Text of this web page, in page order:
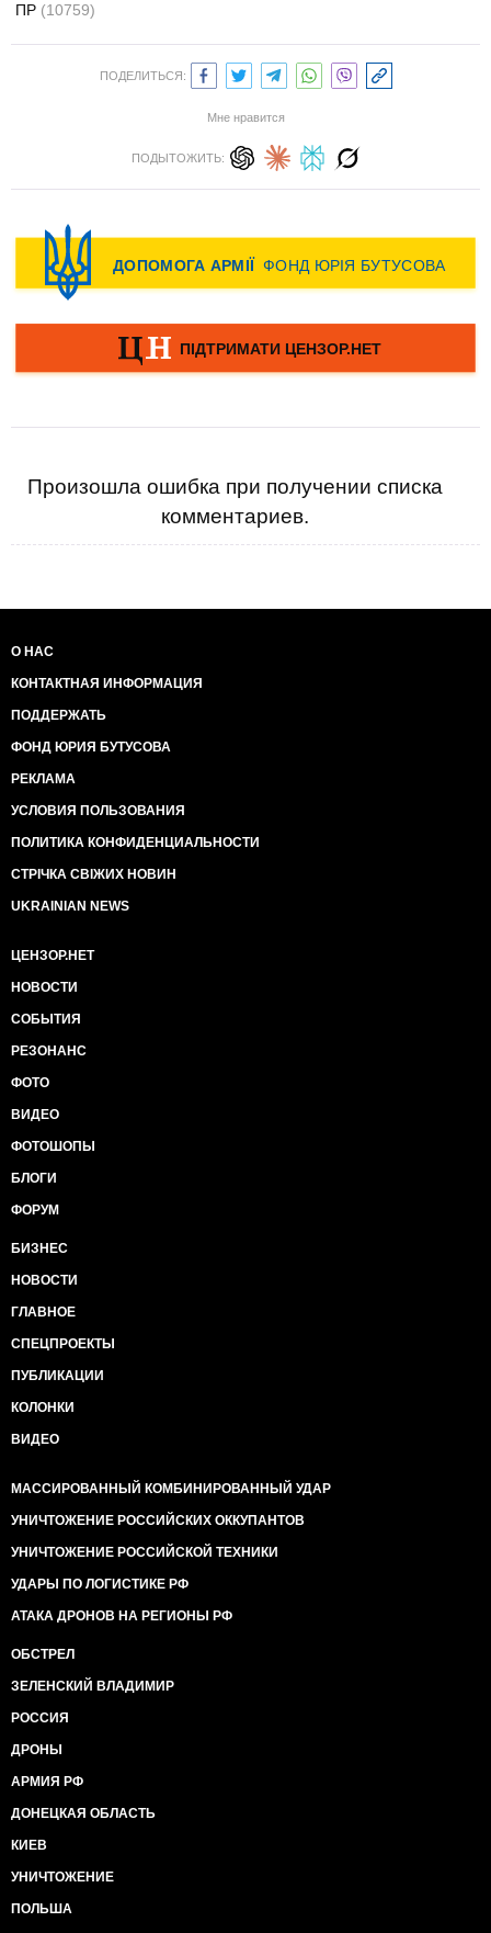
ПР (10759)
ПОДЕЛИТЬСЯ:
Мне нравится
ПОДЫТОЖИТЬ:
Произошла ошибка при получении списка
комментариев.
О НАС
КОНТАКТНАЯ ИНФОРМАЦИЯ
ПОДДЕРЖАТЬ
ФОНД ЮРИЯ БУТУСОВА
РЕКЛАМА
УСЛОВИЯ ПОЛЬЗОВАНИЯ
ПОЛИТИКА КОНФИДЕНЦИАЛЬНОСТИ
СТРІЧКА СВІЖИХ НОВИН
UKRAINIAN NEWS
ЦЕНЗОР.НЕТ
НОВОСТИ
СОБЫТИЯ
РЕЗОНАНС
ФОТО
ВИДЕО
ФОТОШОПЫ
БЛОГИ
ФОРУМ
БИЗНЕС
НОВОСТИ
ГЛАВНОЕ
СПЕЦПРОЕКТЫ
ПУБЛИКАЦИИ
КОЛОНКИ
ВИДЕО
МАССИРОВАННЫЙ КОМБИНИРОВАННЫЙ УДАР
УНИЧТОЖЕНИЕ РОССИЙСКИХ ОККУПАНТОВ
УНИЧТОЖЕНИЕ РОССИЙСКОЙ ТЕХНИКИ
УДАРЫ ПО ЛОГИСТИКЕ РФ
АТАКА ДРОНОВ НА РЕГИОНЫ РФ
ОБСТРЕЛ
ЗЕЛЕНСКИЙ ВЛАДИМИР
РОССИЯ
ДРОНЫ
АРМИЯ РФ
ДОНЕЦКАЯ ОБЛАСТЬ
КИЕВ
УНИЧТОЖЕНИЕ
ПОЛЬША